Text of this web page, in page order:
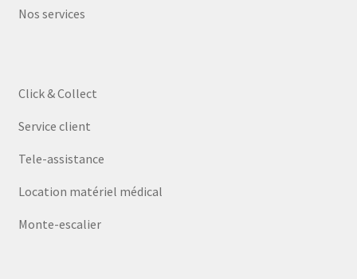
Nos services
Click & Collect
Service client
Tele-assistance
Location matériel médical
Monte-escalier